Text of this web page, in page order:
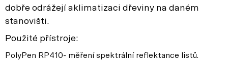
dobře odrážejí aklimatizaci dřeviny na daném
stanovišti.
Použité přístroje:
PolyPen RP410- měření spektrální reflektance listů.